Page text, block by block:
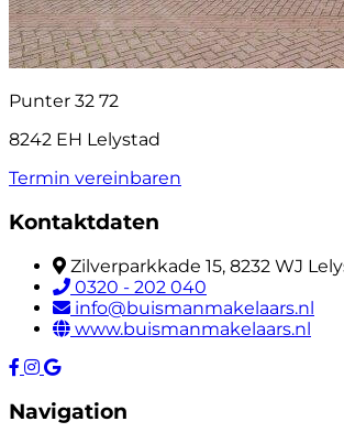
Punter 32 72
8242 EH Lelystad
Termin vereinbaren
Kontaktdaten
Zilverparkkade 15, 8232 WJ
0320 - 202 040
info@buismanmakelaars.nl
www.buismanmakelaars.nl
Navigation